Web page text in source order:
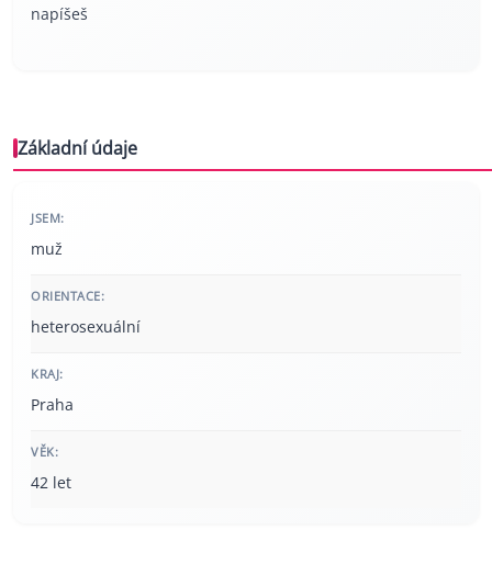
napíšeš
Základní údaje
JSEM:
muž
ORIENTACE:
heterosexuální
KRAJ:
Praha
VĚK:
42 let